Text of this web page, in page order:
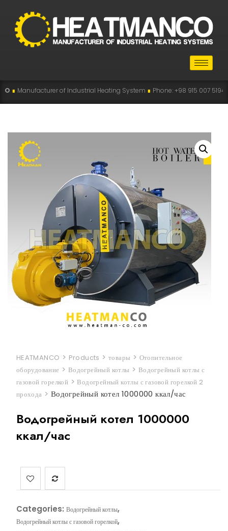
of Industrial Heating System∎Phone: +98 915 007 5194 , +98 915 112
HEATMANCO > Products > товары > Отопительное
оборудование > Водогрейный котлы > Водогрейный котлы с
газовой горелкой > Водогрейный котлы с газовой горелкой 2
прохода > Водогрейный котел 1000000 ккал/час
Водогрейный котел 1000000
ккал/час
Categories: Водогрейный котлы,
Водогрейный котлы с газовой горелкой,